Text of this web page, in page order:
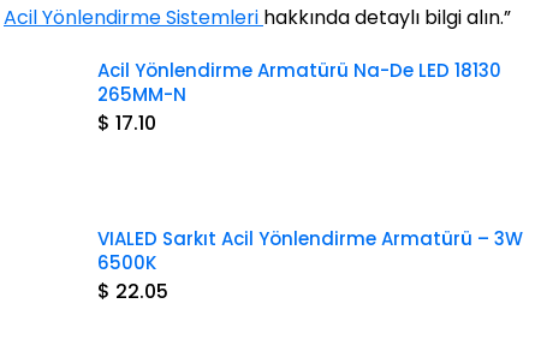
Acil Yönlendirme Sistemleri hakkında detaylı bilgi alın.”
Acil Yönlendirme Armatürü Na-De LED 18130
265MM-N
$ 17.10
VIALED Sarkıt Acil Yönlendirme Armatürü – 3W
6500K
$ 22.05